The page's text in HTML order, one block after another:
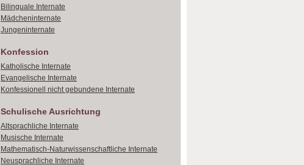
Bilinguale Internate
Mädcheninternate
Jungeninternate
Konfession
Katholische Internate
Evangelische Internate
Konfessionell nicht gebundene Internate
Schulische Ausrichtung
Altsprachliche Internate
Musische Internate
Mathematisch-Naturwissenschaftliche Internate
Neusprachliche Internate